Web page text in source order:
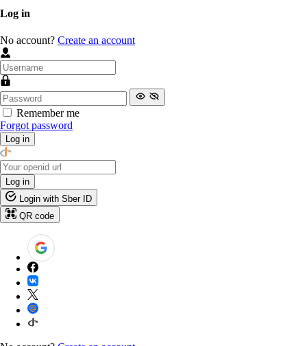
Log in
No account? Create an account
Remember me
Forgot password
Log in
Log in
Login with Sber ID
QR code